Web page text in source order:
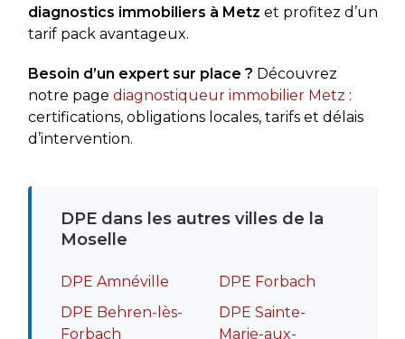
diagnostics immobiliers à Metz et profitez d’un
tarif pack avantageux.
Besoin d’un expert sur place ? Découvrez
notre page diagnostiqueur immobilier Metz :
certifications, obligations locales, tarifs et délais
d’intervention.
DPE dans les autres villes de la
Moselle
DPE Amnéville
DPE Behren-lès-
Forbach
DPE Forbach
DPE Sainte-
Marie-aux-